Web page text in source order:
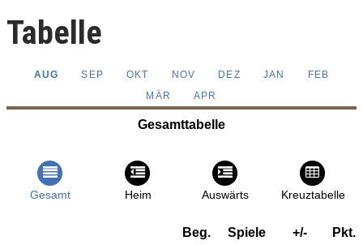
Tabelle
AUG SEP OKT NOV DEZ JAN
FEB
MÄR
APR
Gesamttabelle
Gesamt Heim Auswärts Kreuztabelle
Beg. Spiele +/- Pkt.